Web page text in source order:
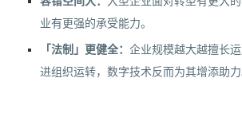
业有更强的承受能力。
「法制」更健全： 企业规模越大越擅长
进组织运转，数字技术反而为其增添助力